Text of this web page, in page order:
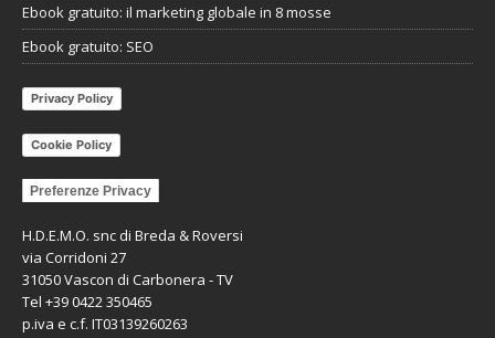
Ebook gratuito: il marketing globale in 8 mosse
Ebook gratuito: SEO
Privacy Policy
Cookie Policy
Preferenze Privacy
H.D.E.M.O. snc di Breda & Roversi
via Corridoni 27
31050 Vascon di Carbonera - TV
Tel +39 0422 350465
p.iva e c.f. IT03139260263